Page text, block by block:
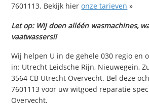
7601113. Bekijk hieronze tarieven »
Let op: Wij doen alléén wasmachines,
vaatwassers!!
Wij helpen U in de gehele 030 regio en
in: Utrecht Leidsche Rijn, Nieuwegein,
3564 CB Utrecht Overvecht. Bel deze
7601113 voor uw witgoed reparatie
Overvecht.